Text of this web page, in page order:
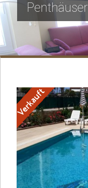
Penthäuser